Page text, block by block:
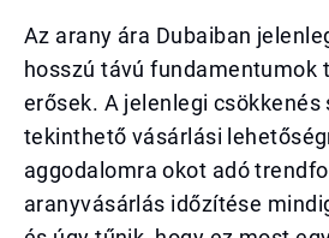
Az arany ára Dubaiban
hosszú távú fundamentumok
erősek. A jelenlegi csökkenés
tekinthető vásárlási
aggodalomra okot adó
aranyvásárlás időzítése